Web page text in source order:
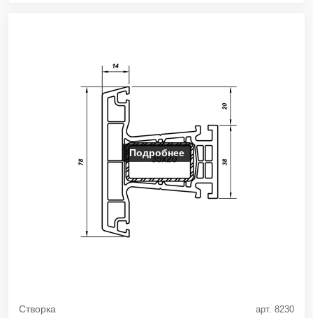
Подробнее
Створка арт. 8230